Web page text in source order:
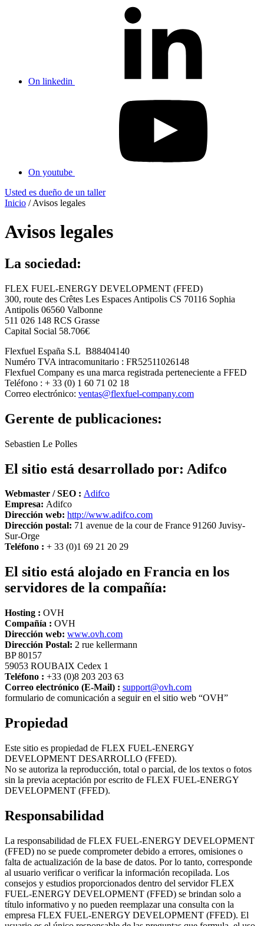
On linkedin
On youtube
Usted es dueño de un taller
Inicio /Avisos legales
Avisos legales
La sociedad:
FLEX FUEL-ENERGY DEVELOPMENT (FFED)
300, route des Crêtes Les Espaces Antipolis CS 70116 Sophia
Antipolis 06560 Valbonne
511 026 148 RCS Grasse
Capital Social 58.706€
Flexfuel España S.L B88404140
Numéro TVA intracomunitario : FR52511026148
Flexfuel Company es una marca registrada perteneciente a FFED
Teléfono : + 33 (0) 1 60 71 02 18
Correo electrónico: ventas@flexfuel-company.com
Gerente de publicaciones:
Sebastien Le Polles
El sitio está desarrollado por: Adifco
Webmaster / SEO : Adifco
Empresa: Adifco
Dirección web: http://www.adifco.com
Dirección postal: 71 avenue de la cour de France 91260 Juvisy-
Sur-Orge
Teléfono : + 33 (0)1 69 21 20 29
El sitio está alojado en Francia en los
servidores de la compañía:
Hosting : OVH
Compañía : OVH
Dirección web: www.ovh.com
Dirección Postal: 2 rue kellermann
BP 80157
59053 ROUBAIX Cedex 1
Teléfono : +33 (0)8 203 203 63
Correo electrónico (E-Mail) : support@ovh.com
formulario de comunicación a seguir en el sitio web “OVH”
Propiedad
Este sitio es propiedad de FLEX FUEL-ENERGY
DEVELOPMENT DESARROLLO (FFED).
No se autoriza la reproducción, total o parcial, de los textos o fotos
sin la previa aceptación por escrito de FLEX FUEL-ENERGY
DEVELOPMENT (FFED).
Responsabilidad
La responsabilidad de FLEX FUEL-ENERGY DEVELOPMENT
(FFED) no se puede comprometer debido a errores, omisiones o
falta de actualización de la base de datos. Por lo tanto, corresponde
al usuario verificar o verificar la información recopilada. Los
consejos y estudios proporcionados dentro del servidor FLEX
FUEL-ENERGY DEVELOPMENT (FFED) se brindan solo a
título informativo y no pueden reemplazar una consulta con la
empresa FLEX FUEL-ENERGY DEVELOPMENT (FFED). El